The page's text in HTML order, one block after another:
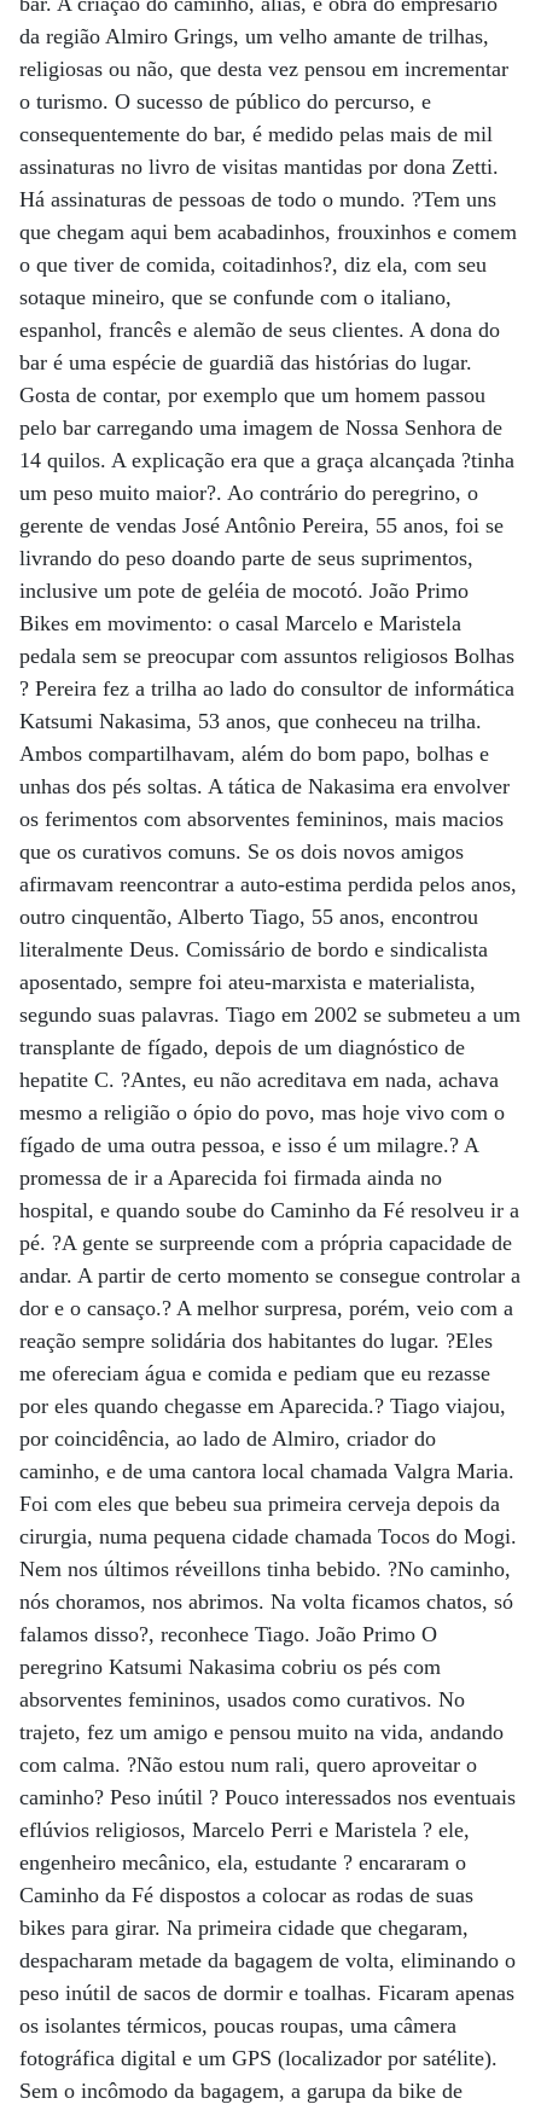
da região Almiro Grings, um velho amante de trilhas,
religiosas ou não, que desta vez pensou em incrementar
o turismo. O sucesso de público do percurso, e
consequentemente do bar, é medido pelas mais de mil
assinaturas no livro de visitas mantidas por dona Zetti.
Há assinaturas de pessoas de todo o mundo. ?Tem uns
que chegam aqui bem acabadinhos, frouxinhos e comem
o que tiver de comida, coitadinhos?, diz ela, com seu
sotaque mineiro, que se confunde com o italiano,
espanhol, francês e alemão de seus clientes. A dona do
bar é uma espécie de guardiã das histórias do lugar.
Gosta de contar, por exemplo que um homem passou
pelo bar carregando uma imagem de Nossa Senhora de
14 quilos. A explicação era que a graça alcançada ?tinha
um peso muito maior?. Ao contrário do peregrino, o
gerente de vendas José Antônio Pereira, 55 anos, foi se
livrando do peso doando parte de seus suprimentos,
inclusive um pote de geléia de mocotó. João Primo
Bikes em movimento: o casal Marcelo e Maristela
pedala sem se preocupar com assuntos religiosos Bolhas
? Pereira fez a trilha ao lado do consultor de informática
Katsumi Nakasima, 53 anos, que conheceu na trilha.
Ambos compartilhavam, além do bom papo, bolhas e
unhas dos pés soltas. A tática de Nakasima era envolver
os ferimentos com absorventes femininos, mais macios
que os curativos comuns. Se os dois novos amigos
afirmavam reencontrar a auto-estima perdida pelos anos,
outro cinquentão, Alberto Tiago, 55 anos, encontrou
literalmente Deus. Comissário de bordo e sindicalista
aposentado, sempre foi ateu-marxista e materialista,
segundo suas palavras. Tiago em 2002 se submeteu a um
transplante de fígado, depois de um diagnóstico de
hepatite C. ?Antes, eu não acreditava em nada, achava
mesmo a religião o ópio do povo, mas hoje vivo com o
fígado de uma outra pessoa, e isso é um milagre.? A
promessa de ir a Aparecida foi firmada ainda no
hospital, e quando soube do Caminho da Fé resolveu ir a
pé. ?A gente se surpreende com a própria capacidade de
andar. A partir de certo momento se consegue controlar a
dor e o cansaço.? A melhor surpresa, porém, veio com a
reação sempre solidária dos habitantes do lugar. ?Eles
me ofereciam água e comida e pediam que eu rezasse
por eles quando chegasse em Aparecida.? Tiago viajou,
por coincidência, ao lado de Almiro, criador do
caminho, e de uma cantora local chamada Valgra Maria.
Foi com eles que bebeu sua primeira cerveja depois da
cirurgia, numa pequena cidade chamada Tocos do Mogi.
Nem nos últimos réveillons tinha bebido. ?No caminho,
nós choramos, nos abrimos. Na volta ficamos chatos, só
falamos disso?, reconhece Tiago. João Primo O
peregrino Katsumi Nakasima cobriu os pés com
absorventes femininos, usados como curativos. No
trajeto, fez um amigo e pensou muito na vida, andando
com calma. ?Não estou num rali, quero aproveitar o
caminho? Peso inútil ? Pouco interessados nos eventuais
eflúvios religiosos, Marcelo Perri e Maristela ? ele,
engenheiro mecânico, ela, estudante ? encararam o
Caminho da Fé dispostos a colocar as rodas de suas
bikes para girar. Na primeira cidade que chegaram,
despacharam metade da bagagem de volta, eliminando o
peso inútil de sacos de dormir e toalhas. Ficaram apenas
os isolantes térmicos, poucas roupas, uma câmera
fotográfica digital e um GPS (localizador por satélite).
Sem o incômodo da bagagem, a garupa da bike de